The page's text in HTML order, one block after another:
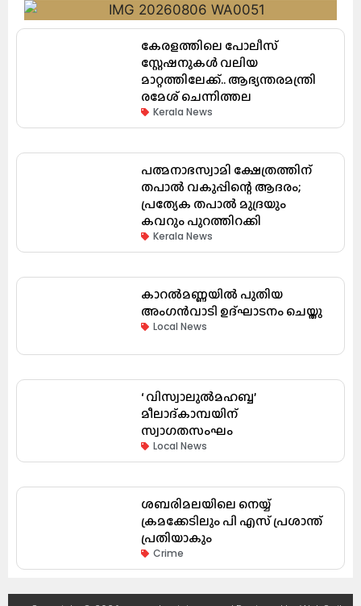
കേരളത്തിലെ പോലീസ്
സ്റ്റേഷനുകൾ വലിയ
മാറ്റത്തിലേക്ക്.. ആഭ്യന്തരമന്ത്രി
രമേശ് ചെന്നിത്തല
Kerala News
പത്മനാഭസ്വാമി ക്ഷേത്രത്തിന്
തപാൽ വകുപ്പിന്റെ ആദരം;
പ്രത്യേക തപാൽ മുദ്രയും
കവറും പുറത്തിറക്കി
Kerala News
കാറൽമണ്ണയിൽ പുതിയ
അംഗൻവാടി ഉദ്ഘാടനം ചെയ്തു
Local News
‘ വിസ്വാലുൽമഹബ്ബ’
മീലാദ്കാമ്പയിന്
സ്വാഗതസംഘം
Local News
ശബരിമലയിലെ നെയ്യ്
ക്രമക്കേടിലും പി എസ് പ്രശാന്ത്
പ്രതിയാകും
Crime